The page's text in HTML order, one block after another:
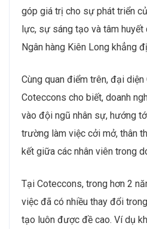
góp giá trị cho sự phát triển
lực, sự sáng tạo và tâm huyết
Ngân hàng Kiên Long khẳng
Cùng quan điểm trên, đại
Coteccons cho biết, doanh
vào đội ngũ nhân sự, hướng
trường làm việc cởi mở, thân
kết giữa các nhân viên trong
Tại Coteccons, trong hơn 2
việc đã có nhiều thay đổi
tạo luôn được đề cao. Ví dụ